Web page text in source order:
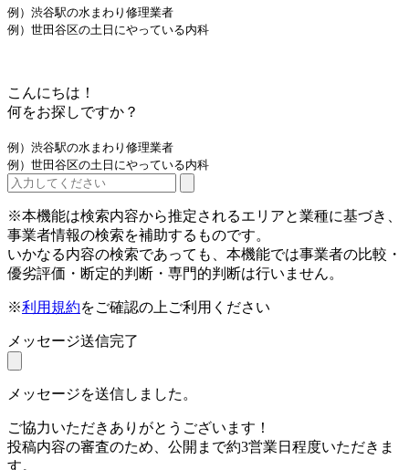
例）渋谷駅の水まわり修理業者
例）世田谷区の土日にやっている内科
こんにちは！
何をお探しですか？
例）渋谷駅の水まわり修理業者
例）世田谷区の土日にやっている内科
※本機能は検索内容から推定されるエリアと業種に基づき、
事業者情報の検索を補助するものです。
いかなる内容の検索であっても、本機能では事業者の比較・
優劣評価・断定的判断・専門的判断は行いません。
※利用規約をご確認の上ご利用ください
メッセージ送信完了
メッセージを送信しました。
ご協力いただきありがとうございます！
投稿内容の審査のため、公開まで約3営業日程度いただきま
す。